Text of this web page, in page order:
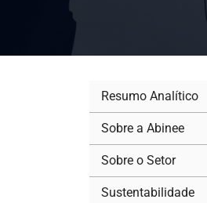
Resumo Analítico
Sobre a Abinee
Sobre o Setor
Sustentabilidade